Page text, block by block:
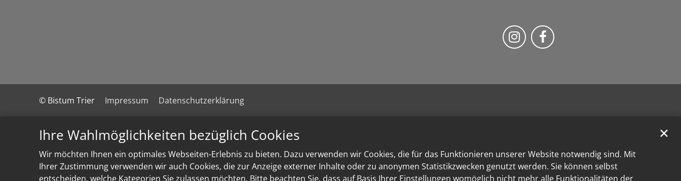
Ihre Wahlmöglichkeiten bezüglich Cookies
Wir möchten Ihnen ein optimales Webseiten-Erlebnis zu bieten. Dazu verwenden wir Cookies, die für das Funktionieren unserer Website notwendig sind. Mit
Ihrer Zustimmung verwenden wir auch Cookies, die zur Anzeige externer Inhalte oder zu anonymen Statistikzwecken genutzt werden. Sie können selbst
entscheiden, welche Kategorien Sie zulassen möchten. Bitte beachten Sie, dass auf Basis Ihrer Einstellungen womöglich nicht mehr alle Funktionalitäten der
✕
Bistum Trier auf Instragram
Bistum Trier auf Facebook
© Bistum Trier Impressum Datenschutzerklärung